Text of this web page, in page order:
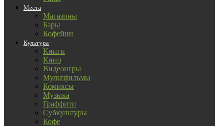
Места
Магазины
Бары
Кофейни
Культура
Книги
Кино
Видеоигры
Мультфильмы
Комиксы
Музыка
Граффити
Субкультуры
Кофе